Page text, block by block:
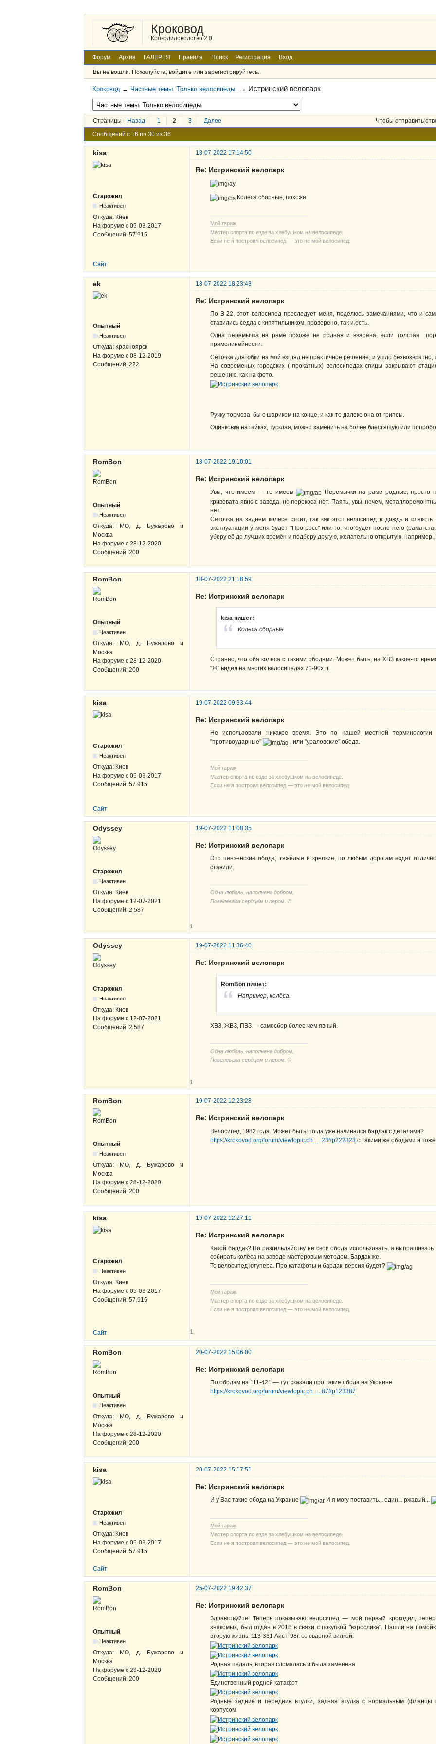
Кроковод
Крокодиловодство 2.0
Форум Архив ГАЛЕРЕЯ Правила Поиск Регистрация Вход
Вы не вошли. Пожалуйста, войдите или зарегистрируйтесь.
Кроковод → Частные темы. Только велосипеды. → Истринский велопарк
Страницы Назад 1 2 3 Далее
Чтобы отправить
Сообщений с 16 по 30 из 36
kisa 18-07-2022 17:14:50
Старожил
Неактивен
Откуда: Киев
На форуме с 05-03-2017
Сообщений: 57 915
Re: Истринский велопарк
Колёса сборные, похоже.
Мой гараж
Мастер спорта по езде за хлебушком на велосипеде.
Если не я построил велосипед — это не мой велосипед.
Сайт
ek 18-07-2022 18:23:43
Опытный
Неактивен
Откуда: Красноярск
На форуме с 08-12-2019
Сообщений: 222
Re: Истринский велопарк
По В-22, этот велосипед преследует меня, поделюсь замечаниями, что и
ставились седла с кипятильником, проверено, так и есть.
Одна перемычка на раме похоже не родная и вварена, если толстая
прямолинейности.
Сеточка для юбки на мой взгляд не практичное решение, и ушло безвозвратно,
На современых городских ( прокатных) велосипедах спицы закрывают
решению, как на фото.
Ручку тормоза бы с шариком на конце, и как-то далеко она от грипсы.
Оцинковка на гайках, тусклая, можно заменить на более блестящую или
RomBon 18-07-2022 19:10:01
Опытный
Неактивен
Откуда:
МО, д. Бужарово и
Москва
На форуме с 28-12-2020
Сообщений: 200
Re: Истринский велопарк
Увы, что имеем — то имеем
Перемычки на раме родные,
кривовата явно с завода, но перекоса нет. Паять, увы, нечем,
нет.
Сеточка на заднем колесе стоит, так как этот велосипед в дождь и
эксплуатации у меня будет "Прогресс" или то, что будет после него (рама
уберу её до лучших времён и подберу другую, желательно открытую,
RomBon 18-07-2022 21:18:59
Опытный
Неактивен
Откуда: МО, д. Бужарово и
Москва
На форуме с 28-12-2020
Сообщений: 200
Re: Истринский велопарк
kisa пишет:
Колёса сборные
Странно, что оба колеса с такими ободами. Может быть, на ХВЗ какое-то
"Ж" видел на многих велосипедах 70-90х гг.
kisa 19-07-2022 09:33:44
Старожил
Неактивен
Откуда: Киев
На форуме с 05-03-2017
Сообщений: 57 915
Re: Истринский велопарк
Не использовали никакое время. Это по нашей местной
"противоударные"
, или "ураловские" обода.
Мой гараж
Мастер спорта по езде за хлебушком на велосипеде.
Если не я построил велосипед — это не мой велосипед.
Сайт
Odyssey 19-07-2022 11:08:35
Старожил
Неактивен
Откуда: Киев
На форуме с 12-07-2021
Сообщений: 2 587
Re: Истринский велопарк
Это пензенские обода, тяжёлые и крепкие, по любым дорогам ездят
ставили.
Одна любовь, наполнена добром,
Повелевала сердцем и пером. ©
1
Odyssey 19-07-2022 11:36:40
Старожил
Неактивен
Откуда: Киев
На форуме с 12-07-2021
Сообщений: 2 587
Re: Истринский велопарк
RomBon пишет:
Например, колёса.
ХВЗ, ЖВЗ, ПВЗ — самосбор более чем явный.
Одна любовь, наполнена добром,
Повелевала сердцем и пером. ©
1
RomBon 19-07-2022 12:23:28
Опытный
Неактивен
Откуда:
МО, д. Бужарово и
Москва
На форуме с 28-12-2020
Сообщений: 200
Re: Истринский велопарк
Велосипед 1982 года. Может быть, тогда уже начинался бардак с деталями?
https://krokovod.org/forum/viewtopic.ph … 23#p222323 с такими же ободами и тоже
kisa 19-07-2022 12:27:11
Старожил
Неактивен
Откуда: Киев
На форуме с 05-03-2017
Сообщений: 57 915
Re: Истринский велопарк
Какой бардак? По разгильдяйству не свои обода использовать, а
собирать колёса на заводе мастеровым методом. Бардак же.
То велосипед ютупера. Про катафоты и бардак версия будет?
Мой гараж
Мастер спорта по езде за хлебушком на велосипеде.
Если не я построил велосипед — это не мой велосипед.
Сайт 1
RomBon 20-07-2022 15:06:00
Опытный
Неактивен
Откуда:
МО, д. Бужарово и
Москва
На форуме с 28-12-2020
Сообщений: 200
Re: Истринский велопарк
По ободам на 111-421 — тут сказали про такие обода на Украине
https://krokovod.org/forum/viewtopic.ph … 87#p123387
kisa 20-07-2022 15:17:51
Старожил
Неактивен
Откуда: Киев
На форуме с 05-03-2017
Сообщений: 57 915
Re: Истринский велопарк
И у Вас такие обода на Украине И я могу поставить... один... ржавый...
Мой гараж
Мастер спорта по езде за хлебушком на велосипеде.
Если не я построил велосипед — это не мой велосипед.
Сайт
RomBon 25-07-2022 19:42:37
Опытный
Неактивен
Откуда: МО, д. Бужарово и
Москва
На форуме с 28-12-2020
Сообщений: 200
Re: Истринский велопарк
Здравствуйте! Теперь показываю велосипед — мой первый крокодил,
знакомых, был отдан в 2018 в связи с покупкой "взрослика". Нашли на
вторую жизнь. 113-331 Аист, 98г, со сварной вилкой:
Родная педаль, вторая сломалась и была заменена
Единственный родной катафот
Родные задние и передние втулки, задняя втулка с нормальным (фланцы
корпусом